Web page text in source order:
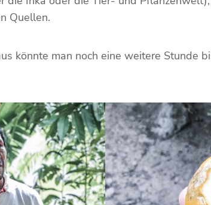
Quellen.
könnte man noch eine weitere